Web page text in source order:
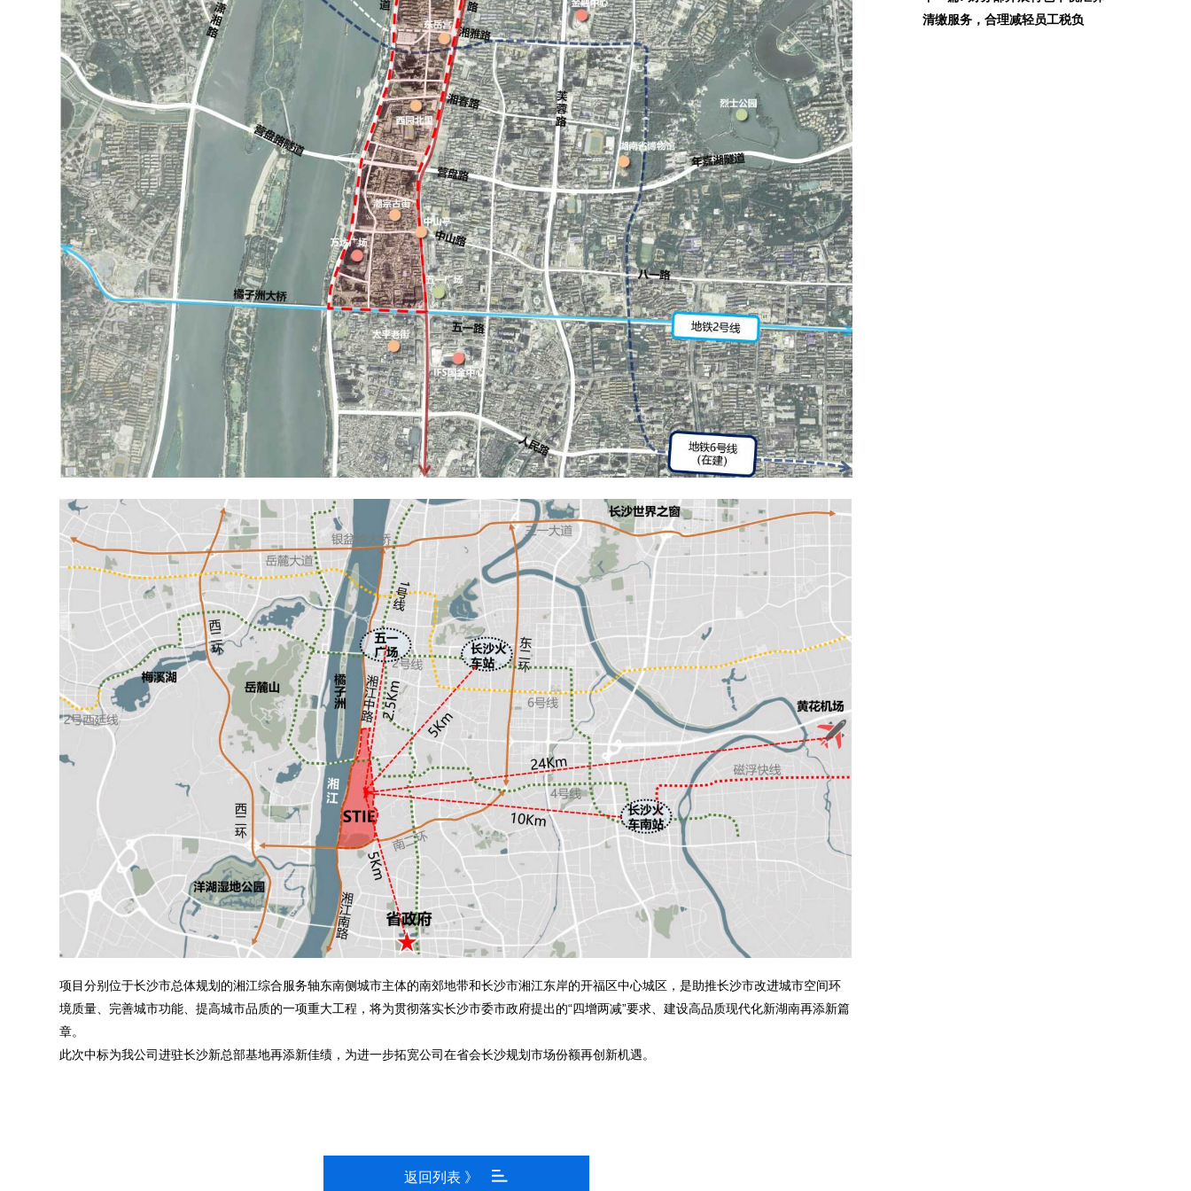
项目分别位于长沙市总体规划的湘江综合服务轴东南侧城市主体的南郊地带和长沙市湘江东岸的开福区中心城区，是助推长沙市改进城市空间环
境质量、完善城市功能、提高城市品质的一项重大工程，将为贯彻落实长沙市委市政府提出的“四增两减”要求、建设高品质现代化新湖南再添新篇
章。
此次中标为我公司进驻长沙新总部基地再添新佳绩，为进一步拓宽公司在省会长沙规划市场份额再创新机遇。
返回列表 》
清缴服务，合理减轻员工税负